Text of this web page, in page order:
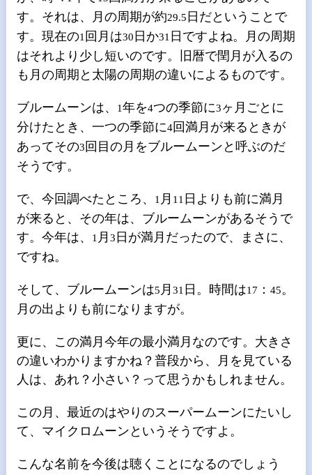
す。それは、月の周期が約29.5 日だということで
す。現在の1 回月は30 日か31 日ですよね。月の周期
はそれより少し短いのです。旧暦で閏月が入るの
も月の周期と太陽の周期の違いによるものです。
ブルームーンは、 1年を4つの季節に3ヶ月ごとに
分けたとき、一つの季節に4回満月が来るときが
あってその3 回目の月をブルームーンと呼ぶのだ
そうです。
で、今回調べたところ、 1 月 11 日よりも前に満月
が来ると、その年は、ブルームーンがあるそうで
す。今年は、
1 月 3 日が満月だったので、まさに、
ですね。
そして、ブルームーンは5 月 31 日。時間は17 ： 45。
月の出よりも前になりますが。
更に、この満月今年の最小満月なのです。大きさ
の違いわかりますかね？普段から、月を見ている
人は、あれ？小さい？って思うかもしれません。
この月、最近のはやりのスーパームーンにたいし
て、マイクロムーンというそうですよ。
こんな名前を今後は聴くことになるのでしょう